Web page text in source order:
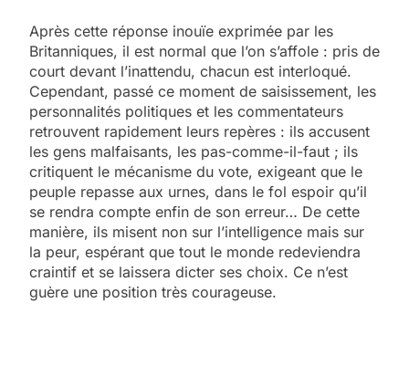
Après cette réponse inouïe exprimée par les
Britanniques, il est normal que l’on s’affole : pris de
court devant l’inattendu, chacun est interloqué.
Cependant, passé ce moment de saisissement, les
personnalités politiques et les commentateurs
retrouvent rapidement leurs repères : ils accusent
les gens malfaisants, les pas-comme-il-faut ; ils
critiquent le mécanisme du vote, exigeant que le
peuple repasse aux urnes, dans le fol espoir qu’il
se rendra compte enfin de son erreur… De cette
manière, ils misent non sur l’intelligence mais sur
la peur, espérant que tout le monde redeviendra
craintif et se laissera dicter ses choix. Ce n’est
guère une position très courageuse.